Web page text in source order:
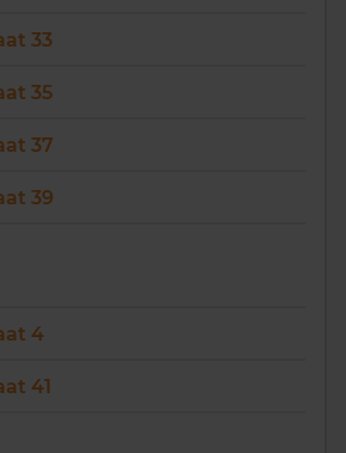
33
35
37
39
4
41